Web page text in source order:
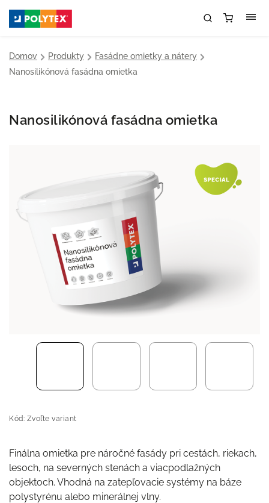
Domov / Produkty / Fasádne omietky a nátery /
Nanosilikónová fasádna omietka
Nanosilikónová fasádna omietka
Kód: Zvoľte variant
Finálna omietka pre náročné fasády pri cestách, riekach,
lesoch, na severných stenách a viacpodlažných
objektoch. Vhodná na zatepľovacie systémy na báze
polystyrénu alebo minerálnej vlny.